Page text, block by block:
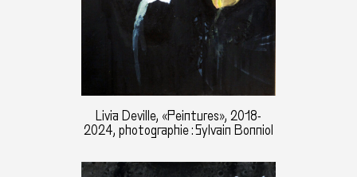
Livia Deville, «Peintures», 2018-
2024, photographie : Sylvain Bonniol